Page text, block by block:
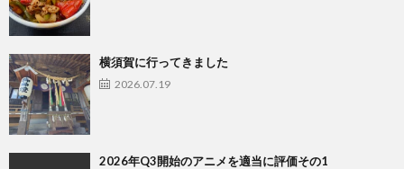
横須賀に行ってきました
2026.07.19
2026年Q3開始のアニメを適当に評価その1